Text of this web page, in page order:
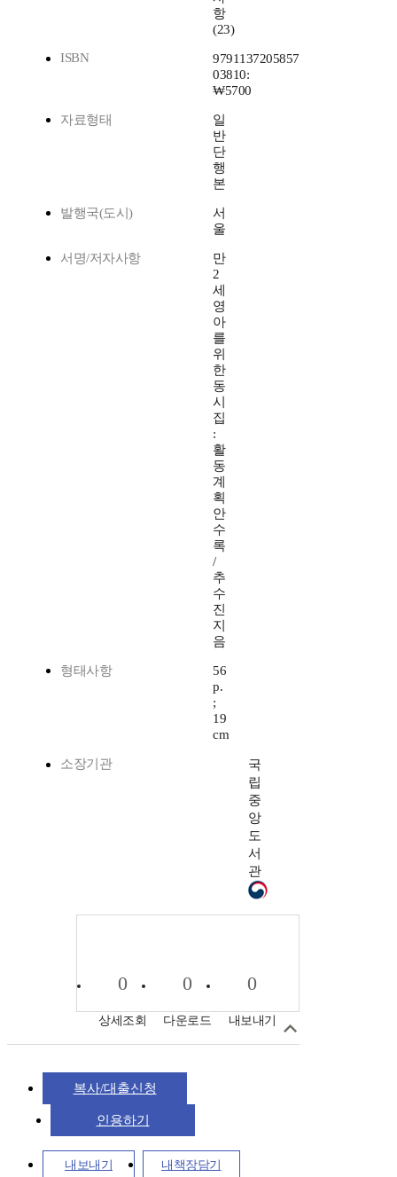
항
(23)
ISBN
9791137205857
03810:
₩5700
자료형태
일
반
단
행
본
발행국(도시)
서
울
서명/저자사항
만
2
세
영
아
를
위
한
동
시
집
:
활
동
계
획
안
수
록
/
추
수
진
지
음
형태사항
56
p.
;
19
cm
소장기관
국
립
중
앙
도
서
관
0
상세조회
0
다운로드
0
내보내기
복사/대출신청
인용하기
내보내기 내책장담기